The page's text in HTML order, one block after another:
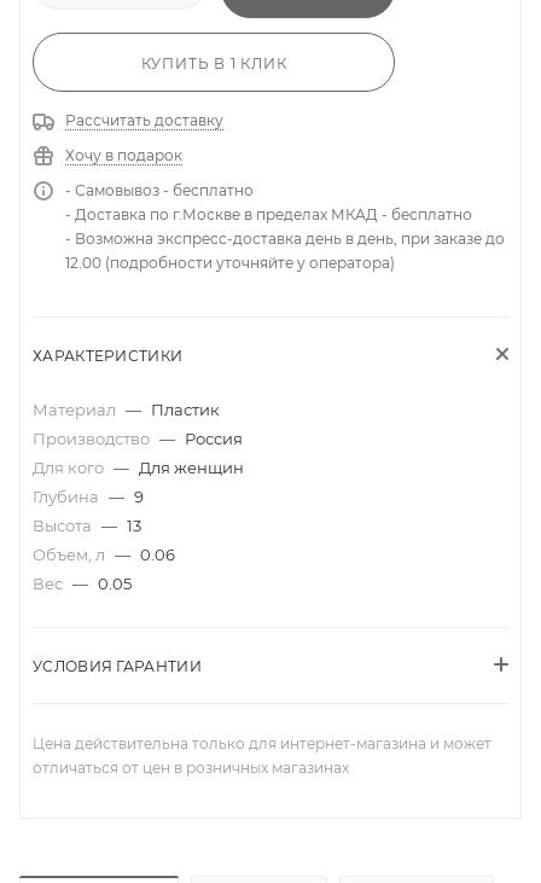
КУПИТЬ В 1 КЛИК
Рассчитать доставку
Хочу в подарок
- Самовывоз - бесплатно
- Доставка по г.Москве в пределах МКАД - бесплатно
- Возможна экспресс-доставка день в день, при заказе до
12.00 (подробности уточняйте у оператора)
ХАРАКТЕРИСТИКИ
Материал — Пластик
Производство — Россия
Для кого — Для женщин
Глубина — 9
Высота — 13
Объем, л — 0.06
Вес — 0.05
УСЛОВИЯ ГАРАНТИИ
Цена действительна только для интернет-магазина и может
отличаться от цен в розничных магазинах